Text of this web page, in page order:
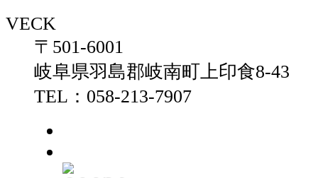
VECK
〒501-6001
岐阜県羽島郡岐南町上印食8-43
TEL：058-213-7907